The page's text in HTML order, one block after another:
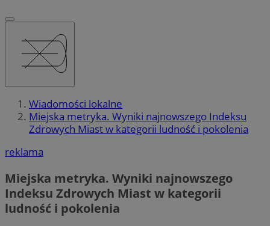
Wiadomości lokalne
Miejska metryka. Wyniki najnowszego Indeksu
Zdrowych Miast w kategorii ludność i pokolenia
reklama
Miejska metryka. Wyniki najnowszego
Indeksu Zdrowych Miast w kategorii
ludność i pokolenia